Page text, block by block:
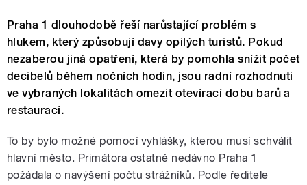
Praha 1 dlouhodobě řeší narůstající problém s
hlukem, který způsobují davy opilých turistů. Pokud
nezaberou jiná opatření, která by pomohla snížit počet
decibelů během nočních hodin, jsou radní rozhodnuti
ve vybraných lokalitách omezit otevírací dobu barů a
restaurací.
To by bylo možné pomocí vyhlášky, kterou musí schválit
hlavní město. Primátora ostatně nedávno Praha 1
požádala o navýšení počtu strážníků. Podle ředitele